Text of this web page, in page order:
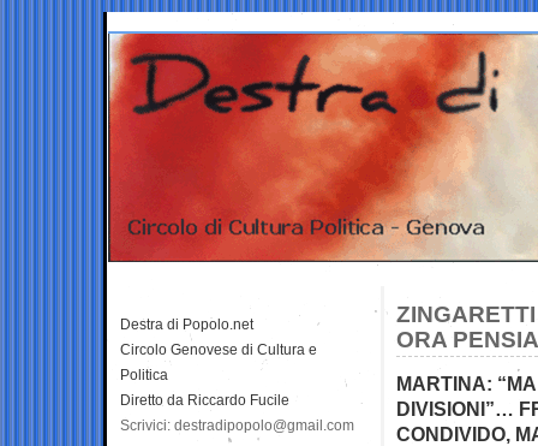
ORA
MARTINA:
DIVISIONI”…
CONDIVIDO,
Destra di Popolo.net
Circolo Genovese di Cultura e
Politica
Diretto da Riccardo Fucile
Scrivici: destradipopolo@gmail.com